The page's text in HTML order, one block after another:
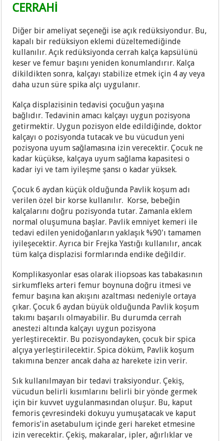
CERRAHİ
Diğer bir ameliyat seçeneği ise açık redüksiyondur. Bu,
kapalı bir redüksiyon eklemi düzeltemediğinde
kullanılır. Açık redüksiyonda cerrah kalça kapsülünü
keser ve femur başını yeniden konumlandırır. Kalça
dikildikten sonra, kalçayı stabilize etmek için 4 ay veya
daha uzun süre spika alçı uygulanır.
Kalça displazisinin tedavisi çocuğun yaşına
bağlıdır. Tedavinin amacı kalçayı uygun pozisyona
getirmektir. Uygun pozisyon elde edildiğinde, doktor
kalçayı o pozisyonda tutacak ve bu vücudun yeni
pozisyona uyum sağlamasına izin verecektir. Çocuk ne
kadar küçükse, kalçaya uyum sağlama kapasitesi o
kadar iyi ve tam iyileşme şansı o kadar yüksek.
Çocuk 6 aydan küçük olduğunda Pavlik koşum adı
verilen özel bir korse kullanılır. Korse, bebeğin
kalçalarını doğru pozisyonda tutar. Zamanla eklem
normal oluşumuna başlar. Pavlik emniyet kemeri ile
tedavi edilen yenidoğanların yaklaşık %90'ı tamamen
iyileşecektir. Ayrıca bir Frejka Yastığı kullanılır, ancak
tüm kalça displazisi formlarında endike değildir.
Komplikasyonlar esas olarak iliopsoas kas tabakasının
sirkumfleks arteri femur boynuna doğru itmesi ve
femur başına kan akışını azaltması nedeniyle ortaya
çıkar. Çocuk 6 aydan büyük olduğunda Pavlik koşum
takımı başarılı olmayabilir. Bu durumda cerrah
anestezi altında kalçayı uygun pozisyona
yerleştirecektir. Bu pozisyondayken, çocuk bir spica
alçıya yerleştirilecektir. Spica döküm, Pavlik koşum
takımına benzer ancak daha az harekete izin verir.
Sık kullanılmayan bir tedavi traksiyondur. Çekiş,
vücudun belirli kısımlarını belirli bir yönde germek
için bir kuvvet uygulanmasından oluşur. Bu, kaput
femoris çevresindeki dokuyu yumuşatacak ve kaput
femoris'in asetabulum içinde geri hareket etmesine
izin verecektir. Çekiş, makaralar, ipler, ağırlıklar ve